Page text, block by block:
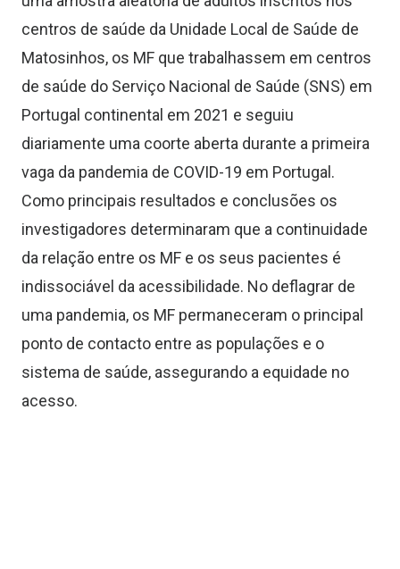
centros de saúde da Unidade Local de Saúde de
Matosinhos, os MF que trabalhassem em centros
de saúde do Serviço Nacional de Saúde (SNS) em
Portugal continental em 2021 e seguiu
diariamente uma coorte aberta durante a primeira
vaga da pandemia de COVID-19 em Portugal.
Como principais resultados e conclusões os
investigadores determinaram que a continuidade
da relação entre os MF e os seus pacientes é
indissociável da acessibilidade. No deflagrar de
uma pandemia, os MF permaneceram o principal
ponto de contacto entre as populações e o
sistema de saúde, assegurando a equidade no
acesso.